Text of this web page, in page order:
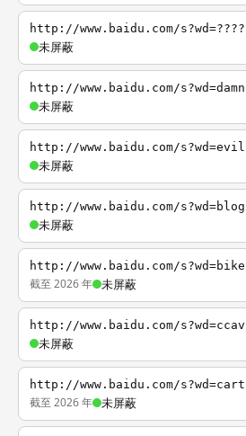
http://www.baidu.com/s?wd=????
未屏蔽
http://www.baidu.com/s?wd=damn
未屏蔽
http://www.baidu.com/s?wd=evil
未屏蔽
http://www.baidu.com/s?wd=blog
未屏蔽
http://www.baidu.com/s?wd=bike
截至 2026 年 未屏蔽
http://www.baidu.com/s?wd=ccav
未屏蔽
http://www.baidu.com/s?wd=cart
截至 2026 年 未屏蔽